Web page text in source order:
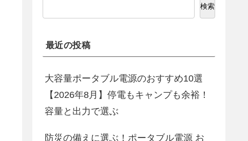
検索
最近の投稿
大容量ポータブル電源のおすすめ10選
【2026年8月】停電もキャンプも余裕！
容量と出力で選ぶ
防災の備えに選ぶ！ポータブル電源 お